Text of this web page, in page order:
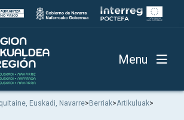
Menu
Euskadi, Navarre> Berriak>Artikuluak>